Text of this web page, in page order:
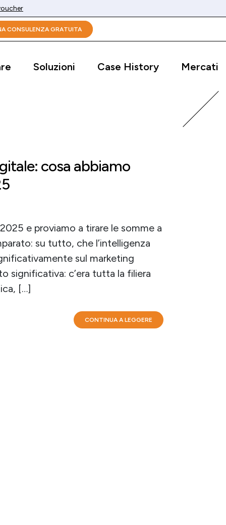
CONSULENZA GRATUITA
Soluzioni Case History Mercati
cosa abbiamo
e proviamo a tirare le somme a
su tutto, che l’intelligenza
sul marketing
significativa: c’era tutta la filiera
[…]
CONTINUA A LEGGERE